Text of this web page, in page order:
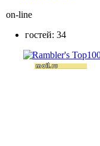
on-line
гостей: 34